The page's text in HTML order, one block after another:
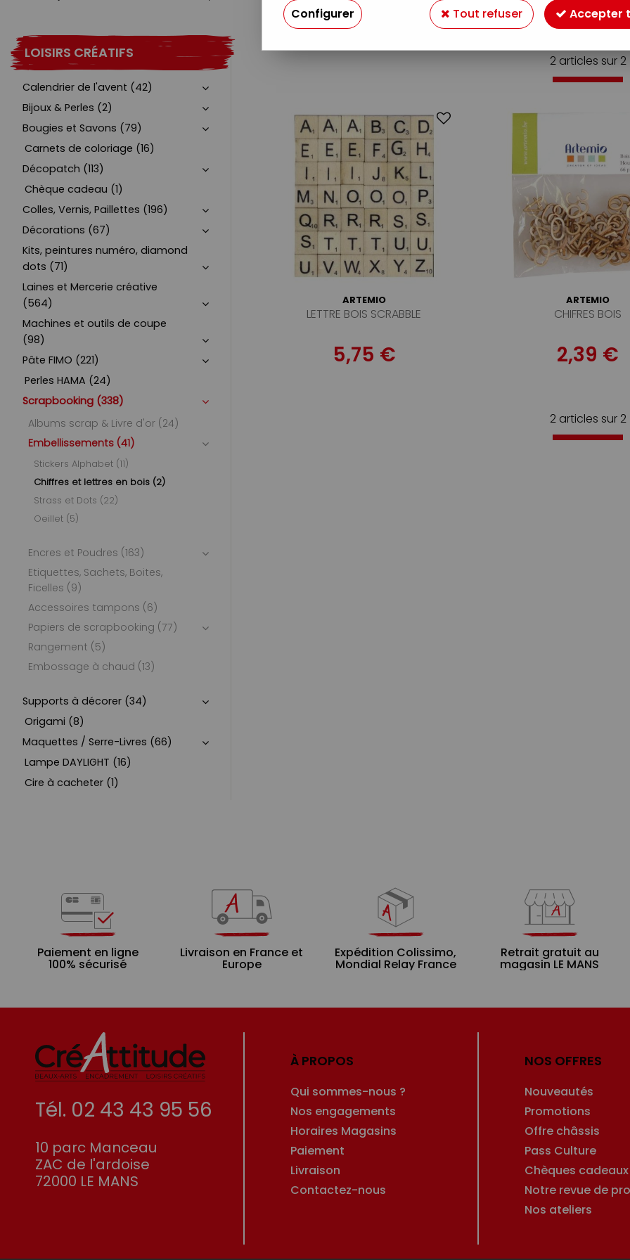
LOISIRS CRÉATIFS
Calendrier de l'avent (42)
Bijoux & Perles (2)
Bougies et Savons (79)
Carnets de coloriage (16)
Décopatch (113)
Chèque cadeau (1)
Colles, Vernis, Paillettes (196)
Décorations (67)
Kits, peintures numéro, diamond
dots (71)
Laines et Mercerie créative
(564)
Machines et outils de coupe
(98)
Pâte FIMO (221)
Perles HAMA (24)
Scrapbooking (338)
Albums scrap & Livre d'or (24)
Embellissements (41)
Stickers Alphabet (11)
Chiffres et lettres en bois (2)
Strass et Dots (22)
Oeillet (5)
Encres et Poudres (163)
Etiquettes, Sachets, Boites,
Ficelles (9)
Accessoires tampons (6)
Papiers de scrapbooking (77)
Rangement (5)
Embossage à chaud (13)
Supports à décorer (34)
Origami (8)
Maquettes / Serre-Livres (66)
Lampe DAYLIGHT (16)
Cire à cacheter (1)
2 articles sur 2
ARTEMIO
LETTRE BOIS SCRABBLE
5,75 €
ARTEMIO
CHIFRES BOIS
2,39 €
2 articles sur 2
Paiement en ligne
100% sécurisé
Livraison en France et
Europe
Expédition Colissimo,
Mondial Relay France
Retrait gratuit au
magasin LE MANS
Tél. 02 43 43 95 56
10 parc Manceau
ZAC de l'ardoise
72000 LE MANS
À PROPOS
Qui sommes-nous ?
Nos engagements
Horaires Magasins
Paiement
Livraison
Contactez-nous
NOS OFFRES
Nouveautés
Promotions
Offre châssis
Pass Culture
Chèques cadeaux
Notre revue de
Nos ateliers
Configurer Tout refuser Accepter